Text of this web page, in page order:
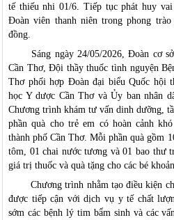
tế thiếu nhi 01/6. Tiếp tục phát huy
Đoàn viên thanh niên trong phong
đồng
Sáng ngày 24/05/2026,Đoàn cơ
Cần Thơ, Đội thầy thuốc tình nguyện
Thơ phối hợp Đoàn đại biểu Quốc hội
học Y dược Cần Thơ và Ủy ban nhân
Chương trình khám tư vấn dinh dưỡng,
phần quà cho trẻ em có hoàn cảnh
thành phố Cần Thơ. Mỗi phần quà gồm
tôm, 01 chai nước tương và 01 bao thư
giá trị thuốc và quà tặng cho các bé
Chương trình nhằm tạo điều kiện
được tiếp cận với dịch vụ y tế chất
sớm các bệnh lý tim bẩm sinh và các